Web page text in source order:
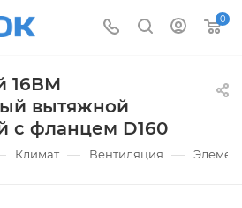
0
16ВМ
вытяжной
с фланцем D160
Климат — Вентиляция —